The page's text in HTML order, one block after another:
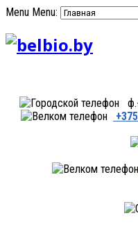
Menu Menu: